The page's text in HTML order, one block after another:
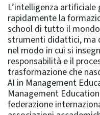
L’intelligenza
rapidamente la
school di tutto il
strumenti didattici, ma
nel modo in cui si
responsabilità e il
trasformazione che
AI in Management
Management
federazione